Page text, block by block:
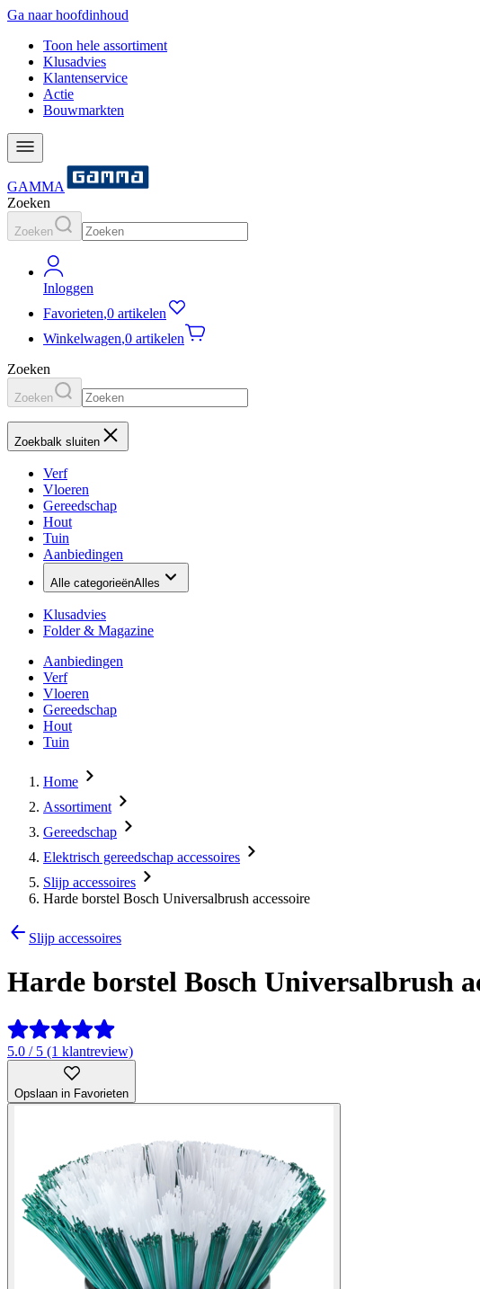
Ga naar hoofdinhoud
Toon hele assortiment
Klusadvies
Klantenservice
Actie
Bouwmarkten
GAMMA
Zoeken
Zoeken
Inloggen
Favorieten,0 artikelen
Winkelwagen,0 artikelen
Zoeken
Zoeken
Zoekbalk sluiten
Verf
Vloeren
Gereedschap
Hout
Tuin
Aanbiedingen
Alle categorieënAlles
Klusadvies
Folder & Magazine
Aanbiedingen
Verf
Vloeren
Gereedschap
Hout
Tuin
Home
Assortiment
Gereedschap
Elektrisch gereedschap accessoires
Slijp accessoires
Harde borstel Bosch Universalbrush accessoire
Slijp accessoires
Harde borstel Bosch Universalbrush
5.0 / 5 (1 klantreview)
Opslaan in Favorieten